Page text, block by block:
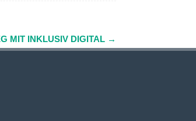
MIT INKLUSIV DIGITAL →